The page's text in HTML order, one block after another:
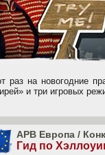
раз на новогодние
и три игровых
APB Европа /
Гид по